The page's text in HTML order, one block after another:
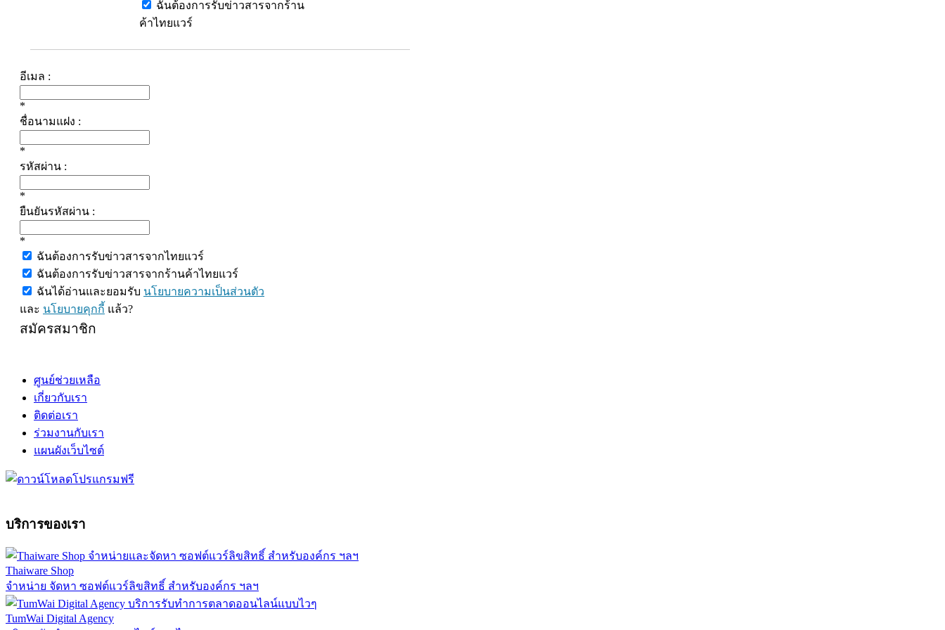
ฉันต้องการรับข่าวสารจากร้าน
ค้าไทยแวร์
อีเมล :
*
ชื่อนามแฝง :
*
รหัสผ่าน :
*
ยืนยันรหัสผ่าน :
*
ฉันต้องการรับข่าวสารจากไทยแวร์
ฉันต้องการรับข่าวสารจากร้านค้าไทยแวร์
ฉันได้อ่านและยอมรับ นโยบายความเป็นส่วนตัว
และ นโยบายคุกกี้ แล้ว?
สมัครสมาชิก
ศูนย์ช่วยเหลือ
เกี่ยวกับเรา
ติดต่อเรา
ร่วมงานกับเรา
แผนผังเว็บไซต์
บริการของเรา
Thaiware Shop
จำหน่าย จัดหา ซอฟต์แวร์ลิขสิทธิ์ สำหรับองค์กร ฯลฯ
TumWai Digital Agency